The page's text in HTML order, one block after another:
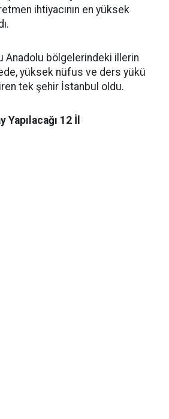
ihtiyacının en yüksek
Anadolu bölgelerindeki illerin
yüksek nüfus ve ders yükü
tek şehir İstanbul oldu.
Yapılacağı 12 İl